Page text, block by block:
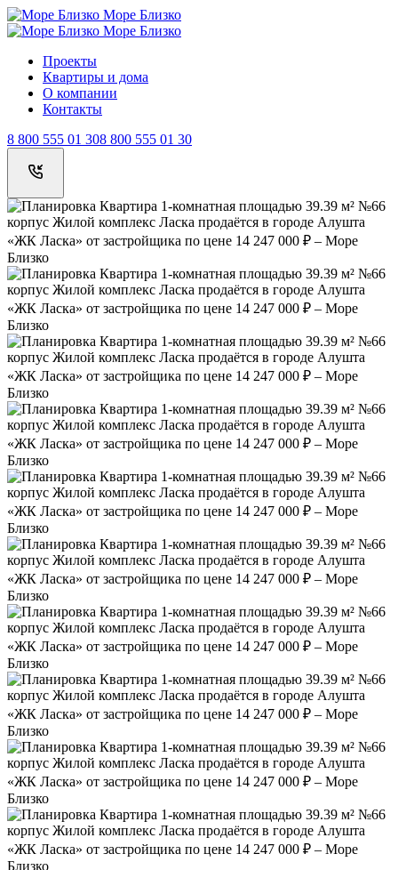
Море Близко
Море Близко
Проекты
Квартиры и дома
О компании
Контакты
8 800 555 01 308 800 555 01 30